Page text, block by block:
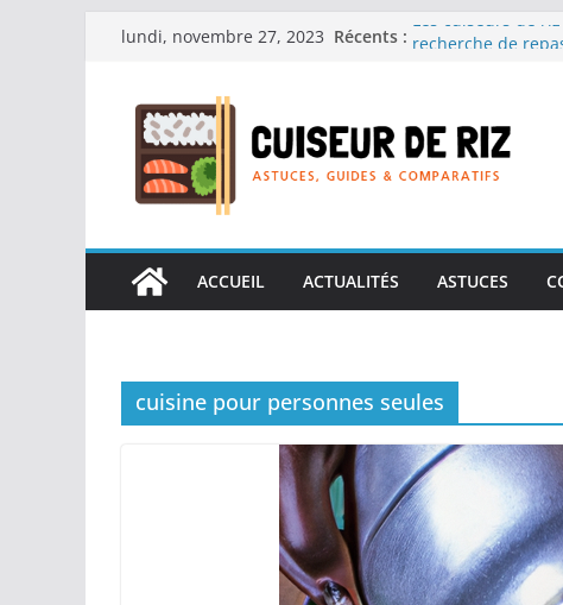
Passerlundi, novembre 27, 2023 Récents : Les cuiseurs de
Les cuiseurs de
en grande quantité.
Les cuiseurs de
réconfortants.
ACCUEIL
ACTUALITÉS ASTUCES
cuisine pour personnes seules